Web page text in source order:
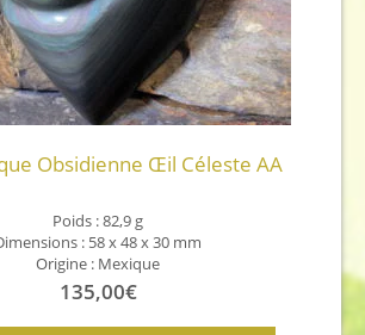
Obsidienne Œil Céleste AA
Poids : 82,9 g
: 58 x 48 x 30 mm
Origine : Mexique
135,00€